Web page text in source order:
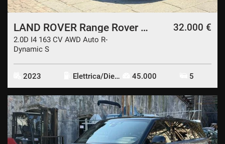
LAND ROVER Range Rover Evoque
2.0D I4 163 CV AWD Auto R-
Dynamic S
32.000 €
2023 Elettrica/Diesel 45.000 5